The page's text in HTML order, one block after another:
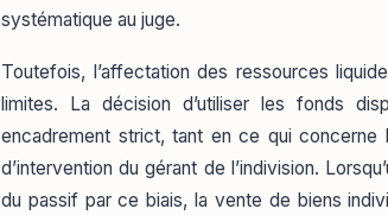
systématique au juge.
Toutefois, l’affectation des ressources
limites. La décision d’utiliser les fonds
encadrement strict, tant en ce qui concerne
d’intervention du gérant de l’indivision.
du passif par ce biais, la vente de biens